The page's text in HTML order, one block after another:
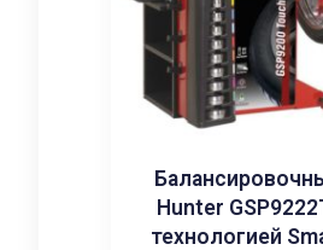
Hunter
технологией